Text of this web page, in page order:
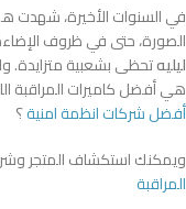
في السنوات الأخيرة، شهدت
الصورة، حتى في ظروف
ليليهتحظى بشعبية متزايدة.
هي أفضل كاميرات المراقبة
أفضل شركات انظمة امنية؟
ويمكنك استكشاف المتجر
المراقبة